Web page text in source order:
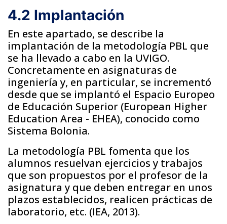
4.2 Implantación
En este apartado, se describe la
implantación de la metodología PBL que
se ha llevado a cabo en la UVIGO.
Concretamente en asignaturas de
ingeniería y, en particular, se incrementó
desde que se implantó el Espacio Europeo
de Educación Superior (European Higher
Education Area - EHEA), conocido como
Sistema Bolonia.
La metodología PBL fomenta que los
alumnos resuelvan ejercicios y trabajos
que son propuestos por el profesor de la
asignatura y que deben entregar en unos
plazos establecidos, realicen prácticas de
laboratorio, etc. (IEA, 2013).